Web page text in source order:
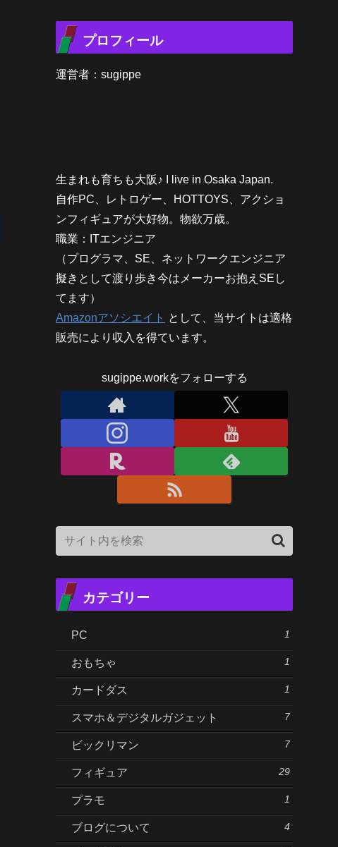
プロフィール
運営者：sugippe
生まれも育ちも大阪♪ I live in Osaka Japan.
自作PC、レトロゲー、HOTTOYS、アクショ
ンフィギュアが大好物。物欲万歳。
職業：ITエンジニア
（プログラマ、SE、ネットワークエンジニア
擬きとして渡り歩き今はメーカーお抱えSEし
てます）
Amazonアソシエイト として、当サイトは適格
販売により収入を得ています。
sugippe.workをフォローする
カテゴリー
PC 1
おもちゃ 1
カードダス 1
スマホ＆デジタルガジェット 7
ビックリマン 7
フィギュア 29
プラモ 1
ブログについて 4